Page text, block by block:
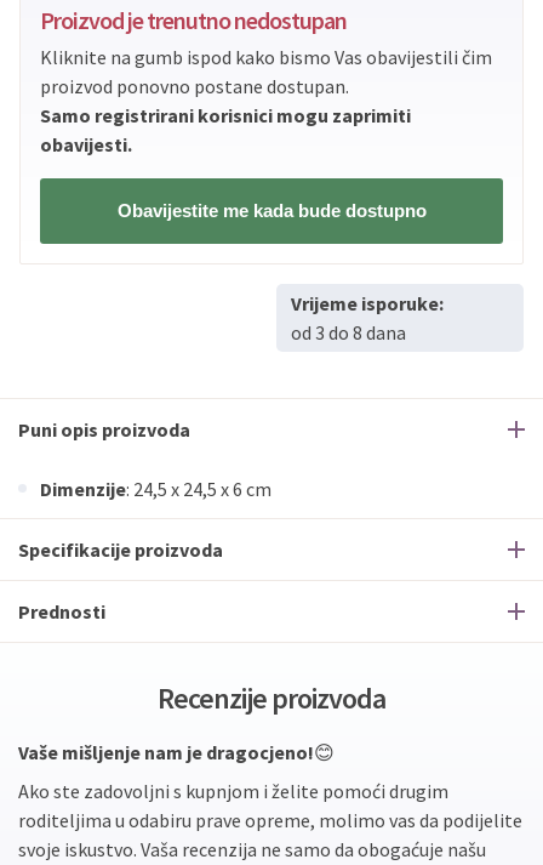
Proizvod je trenutno nedostupan
Kliknite na gumb ispod kako bismo Vas obavijestili čim
proizvod ponovno postane dostupan.
Samo registrirani korisnici mogu zaprimiti
obavijesti.
Obavijestite me kada bude dostupno
Vrijeme isporuke:
od 3 do 8 dana
Puni opis proizvoda
Dimenzije: 24,5 x 24,5 x 6 cm
Specifikacije proizvoda
Prednosti
Recenzije proizvoda
Vaše mišljenje nam je dragocjeno!😊
Ako ste zadovoljni s kupnjom i želite pomoći drugim
roditeljima u odabiru prave opreme, molimo vas da podijelite
svoje iskustvo. Vaša recenzija ne samo da obogaćuje našu